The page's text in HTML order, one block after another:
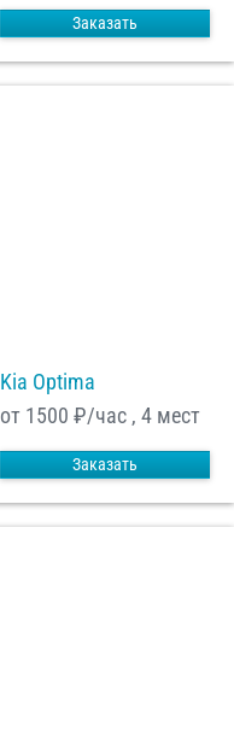
Заказать
Kia Optima
от 1500 ₽/час , 4 мест
Заказать